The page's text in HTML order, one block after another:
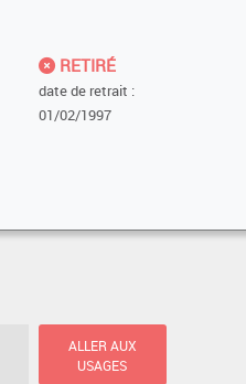
RETIRÉ
date de retrait :
01/02/1997
ALLER AUX
USAGES